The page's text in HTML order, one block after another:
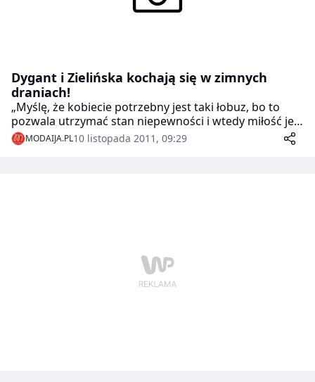
Dygant i Zielińska kochają się w zimnych
draniach!
„Myślę, że kobiecie potrzebny jest taki łobuz, bo to
pozwala utrzymać stan niepewności i wtedy miłość jest
mięsista i nie do końca dopowiedziana” – przekonuje
Katarzyna Zielińska, która w komedii romantycznej
MODAIJA.PL10 listopada 2011, 09:29